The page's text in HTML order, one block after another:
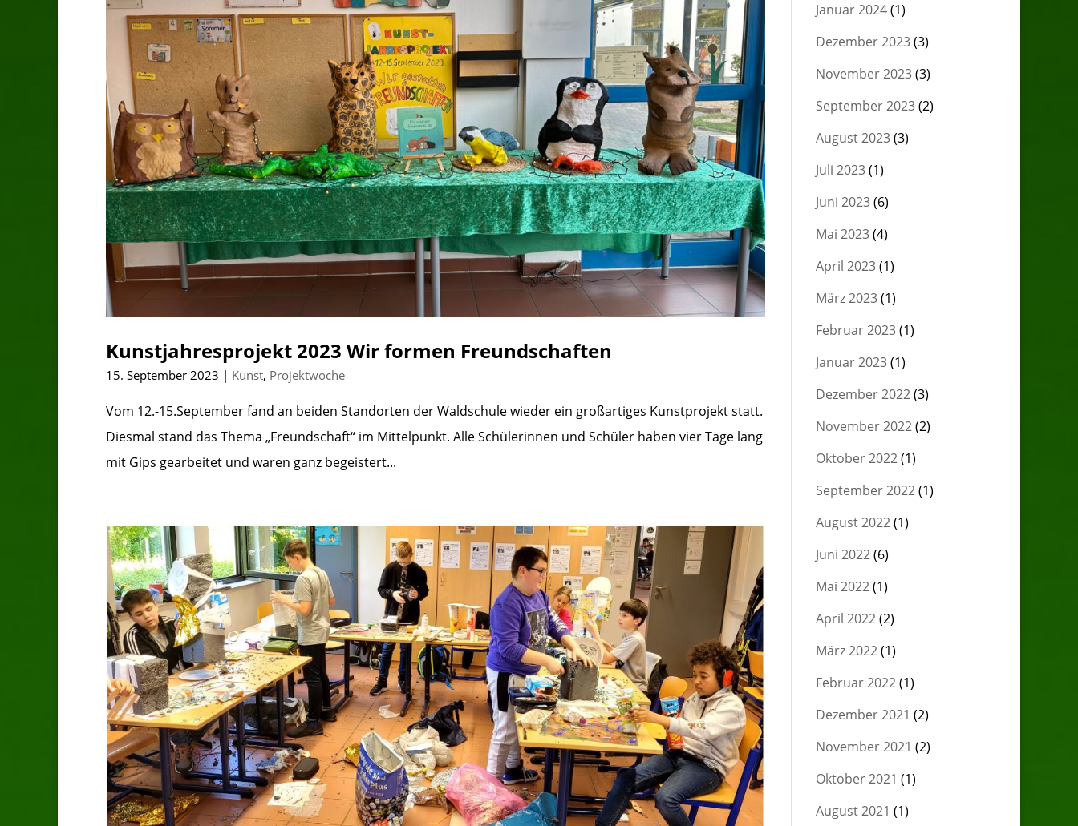
Kunstjahresprojekt 2023 Wir formen Freundschaften
15. September 2023 | Kunst, Projektwoche
Vom 12.-15.September fand an beiden Standorten der Waldschule wieder ein großartiges Kunstprojekt statt.
Diesmal stand das Thema „Freundschaft“ im Mittelpunkt. Alle Schülerinnen und Schüler haben vier Tage lang
mit Gips gearbeitet und waren ganz begeistert...
Januar 2024(1)
Dezember 2023(3)
November 2023(3)
September 2023(2)
August 2023(3)
Juli 2023(1)
Juni 2023(6)
Mai 2023(4)
April 2023(1)
März 2023(1)
Februar 2023(1)
Januar 2023(1)
Dezember 2022(3)
November 2022(2)
Oktober 2022(1)
September 2022(1)
August 2022(1)
Juni 2022(6)
Mai 2022(1)
April 2022(2)
März 2022(1)
Februar 2022(1)
Dezember 2021 (2)
November 2021 (2)
Oktober 2021 (1)
August 2021 (1)